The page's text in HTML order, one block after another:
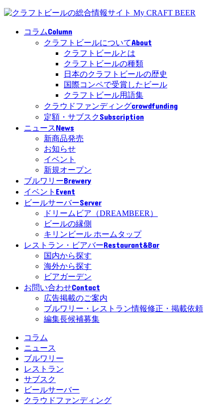
コラムColumn
クラフトビールについてAbout
クラフトビールとは
クラフトビールの種類
日本のクラフトビールの歴史
国際コンペで受賞したビール
クラフトビール用語集
クラウドファンディングcrowdfunding
定額・サブスクSubscription
ニュースNews
新商品発売
お知らせ
イベント
新規オープン
ブルワリーBrewery
イベント Event
ビールサーバーServer
ドリームビア（DREAMBEER）
ビールの縁側
キリンビール ホームタップ
レストラン・ビアバーRestaurant&Bar
国内から探す
海外から探す
ビアガーデン
お問い合わせContact
広告掲載のご案内
ブルワリー・レストラン情報修正・掲載依頼
編集長候補募集
コラム
ニュース
ブルワリー
レストラン
サブスク
ビールサーバー
クラウドファンディング